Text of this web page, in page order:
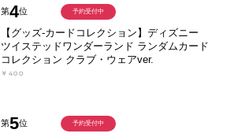
第4位
【グッズ-カードコレクション】ディズニー
ツイステッドワンダーランド ランダムカード
コレクション クラブ・ウェアver.
￥400
予約受付中
第5位 予約受付中